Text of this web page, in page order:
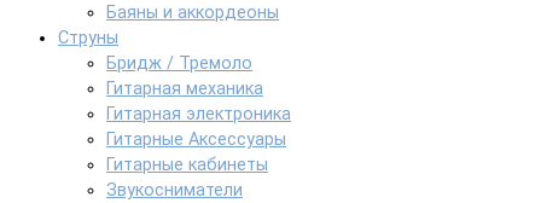
Баяны и аккордеоны
Струны
Бридж / Тремоло
Гитарная механика
Гитарная электроника
Гитарные Аксессуары
Гитарные кабинеты
Звукосниматели